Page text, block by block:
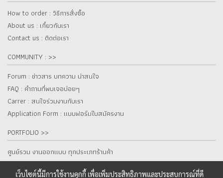
How to order : วิธีการสั่งซื้อ
About us : เกี๋ยวกับเรา
Contact us : ติดต่อเรา
COMMUNITY : >>
Forum : ข่าวสาร บทความ น่าสนใจ
FAQ : คำถามที่พบเจอบ่อยๆ
Carrer : สนใจร่วมงานกับเรา
Application Form : แบบฟอร์มใบสมัครงาน
PORTFOLIO >>
ศูนย์รวม งานออกแบบ ทุกประเภทร้านค้า
เว็บไซต์นี้มีการใช้งานคุกกี้ เพื่อเพิ่มประสิทธิภาพและประสบการณ์ที่ดี